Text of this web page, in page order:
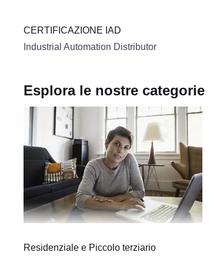
CERTIFICAZIONE IAD
Industrial Automation Distributor
Esplora le nostre categorie
Residenziale e Piccolo terziario